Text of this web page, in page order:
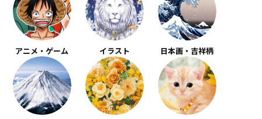
アニメ・ゲーム イラスト 日本画・吉祥柄